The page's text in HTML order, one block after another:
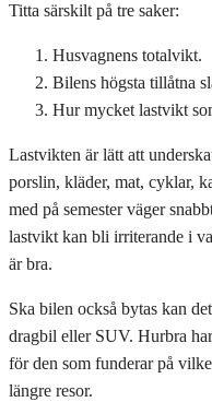
Titta särskilt på tre saker:
Husvagnens totalvikt.
Bilens högsta tillåtna
Hur mycket lastvikt
Lastvikten är lätt att
porslin, kläder, mat, cyklar,
med på semester väger
lastvikt kan bli irriterande i
är bra.
Ska bilen också bytas kan
dragbil eller SUV. Hurbra
för den som funderar på
längre resor.